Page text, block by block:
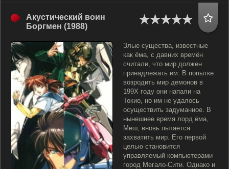
Акустический воин
Боргмен (1988)
Злые существа, известные
как ёма, с давних времён
считали, что мир должен
принадлежать им. В попытке
возродить мир демонов в
199X году они напали на
Токио, но им не удалось
осуществить задуманное. В
нынешнее время лорд ёма,
Меш, вновь пытается
захватить мир. Его первой
целью становится
управляемый компьютерами
город Мегало-Сити. Однако и